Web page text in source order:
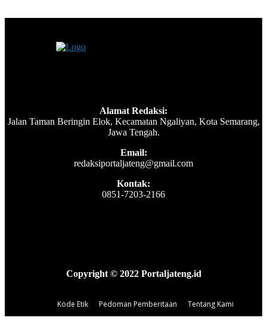
Alamat Redaksi:
Jalan Taman Beringin Elok, Kecamatan Ngaliyan, Kota Semarang,
Jawa Tengah.
Email:
redaksiportaljateng@gmail.com
Kontak:
0851-7203-2166
Copyright © 2022 Portaljateng.id
Kode Etik Pedoman Pemberitaan Tentang Kami